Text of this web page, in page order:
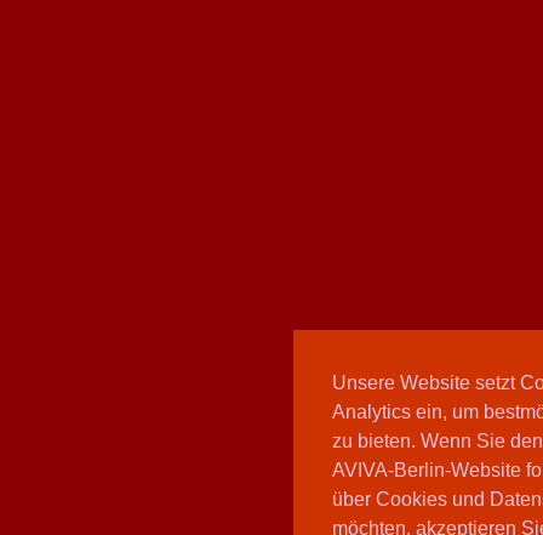
Unsere Website setzt
Analytics ein, um
zu bieten. Wenn Sie
AVIVA-Berlin-Website
über Cookies und
möchten, akzeptieren